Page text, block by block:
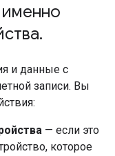
именно
.
и данные с
записи. Вы
— если это
которое